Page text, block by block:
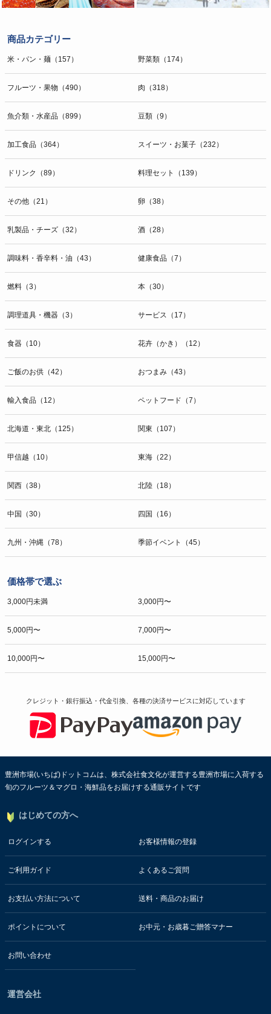
商品カテゴリー
米・パン・麺（157） 野菜類（174）
フルーツ・果物（490） 肉（318）
魚介類・水産品（899） 豆類（9）
加工食品（364） スイーツ・お菓子（232）
ドリンク（89） 料理セット（139）
その他（21） 卵（38）
乳製品・チーズ（32） 酒（28）
調味料・香辛料・油（43） 健康食品（7）
燃料（3） 本（30）
調理道具・機器（3） サービス（17）
食器（10） 花卉（かき）（12）
ご飯のお供（42） おつまみ（43）
輸入食品（12） ペットフード（7）
北海道・東北（125） 関東（107）
甲信越（10） 東海（22）
関西（38） 北陸（18）
中国（30） 四国（16）
九州・沖縄（78） 季節イベント（45）
価格帯で選ぶ
3,000円未満 3,000円〜
5,000円〜 7,000円〜
10,000円〜 15,000円〜
クレジット・銀行振込・代金引換、各種の決済サービスに対応しています
豊洲市場(いちば)ドットコムは、株式会社食文化が運営する豊洲市場に入荷する
旬のフルーツ＆マグロ・海鮮品をお届けする通販サイトです
はじめての方へ
ログインする お客様情報の登録
ご利用ガイド よくあるご質問
お支払い方法について 送料・商品のお届け
ポイントについて お中元・お歳暮ご贈答マナー
お問い合わせ
運営会社